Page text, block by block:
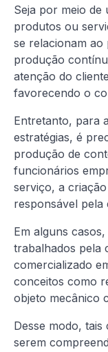
Seja por meio de
produtos ou
se relacionam
produção
atenção do
favorecendo o
Entretanto, para
estratégias, é
produção de
funcionários
serviço, a
responsável pela
Em alguns
trabalhados pela
comercializado
conceitos como
objeto mecânico
Desse modo,
serem